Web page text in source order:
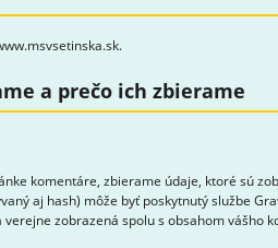
a prečo ich zbierame
komentáre, zbierame údaje, ktoré sú
aj hash) môže byť poskytnutý službe
zobrazená spolu s obsahom vášho